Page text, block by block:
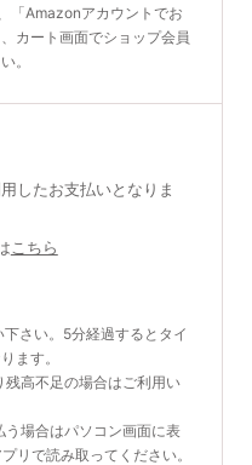
「Amazonアカウントでお
カート画面でショップ会員
。
したお支払いとなりま
こちら
さい。5分経過するとタイ
ます。
高不足の場合はご利用い
場合はパソコン画面に表
リで読み取ってください。